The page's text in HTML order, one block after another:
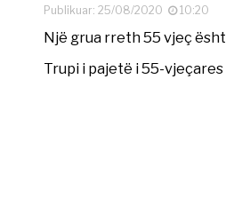
Publikuar: 25/08/2020
10:20
Një grua rreth 55 vjeç
Trupi i pajetë i 55-